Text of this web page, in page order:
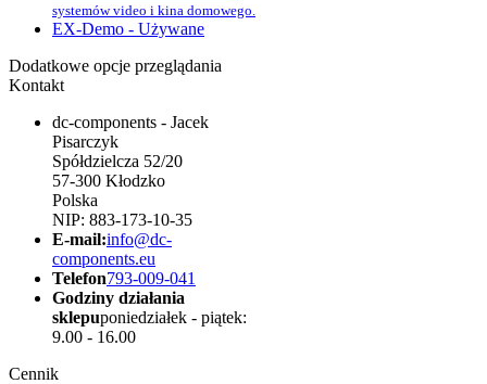
systemów video i kina domowego.
EX-Demo - Używane
Dodatkowe opcje przeglądania
Kontakt
dc-components - Jacek
Pisarczyk
Spółdzielcza 52/20
57-300 Kłodzko
Polska
NIP: 883-173-10-35
E-mail:info@dc-
components.eu
Telefon793-009-041
Godziny działania
sklepuponiedziałek - piątek:
9.00 - 16.00
Cennik